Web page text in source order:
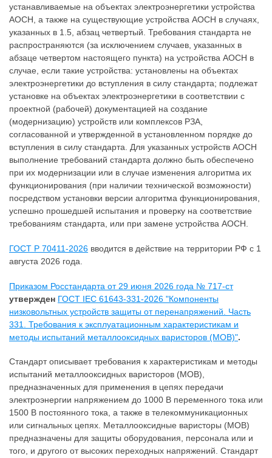
устанавливаемые на объектах электроэнергетики устройства
АОСН, а также на существующие устройства АОСН в случаях,
указанных в 1.5, абзац четвертый. Требования стандарта не
распространяются (за исключением случаев, указанных в
абзаце четвертом настоящего пункта) на устройства АОСН в
случае, если такие устройства: установлены на объектах
электроэнергетики до вступления в силу стандарта; подлежат
установке на объектах электроэнергетики в соответствии с
проектной (рабочей) документацией на создание
(модернизацию) устройств или комплексов РЗА,
согласованной и утвержденной в установленном порядке до
вступления в силу стандарта. Для указанных устройств АОСН
выполнение требований стандарта должно быть обеспечено
при их модернизации или в случае изменения алгоритма их
функционирования (при наличии технической возможности)
посредством установки версии алгоритма функционирования,
успешно прошедшей испытания и проверку на соответствие
требованиям стандарта, или при замене устройства АОСН.
ГОСТ Р 70411-2026 вводится в действие на территории РФ с 1
августа 2026 года.
Приказом Росстандарта от 29 июня 2026 года № 717-ст
утвержден ГОСТ IEC 61643-331-2026 "Компоненты
низковольтных устройств защиты от перенапряжений. Часть
331. Требования к эксплуатационным характеристикам и
методы испытаний металлооксидных варисторов (MOВ)".
Стандарт описывает требования к характеристикам и методы
испытаний металлооксидных варисторов (MOВ),
предназначенных для применения в цепях передачи
электроэнергии напряжением до 1000 В переменного тока или
1500 В постоянного тока, а также в телекоммуникационных
или сигнальных цепях. Металлооксидные варисторы (MOВ)
предназначены для защиты оборудования, персонала или и
того, и другого от высоких переходных напряжений. Стандарт